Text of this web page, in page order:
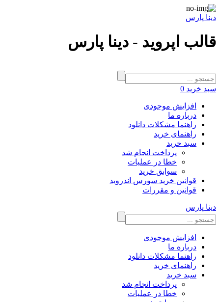
دینا پارس
قالب اپروید - دینا پارس
سبد خرید 0
افزایش موجودی
درباره ما
راهنما مشکلات دانلود
راهنمای خرید
سبد خرید
پرداخت انجام شد
خطا در عملیات
سوابق خرید
قوانین خرید سورس اندروید
قوانین و مقررات
دینا پارس
افزایش موجودی
درباره ما
راهنما مشکلات دانلود
راهنمای خرید
سبد خرید
پرداخت انجام شد
خطا در عملیات